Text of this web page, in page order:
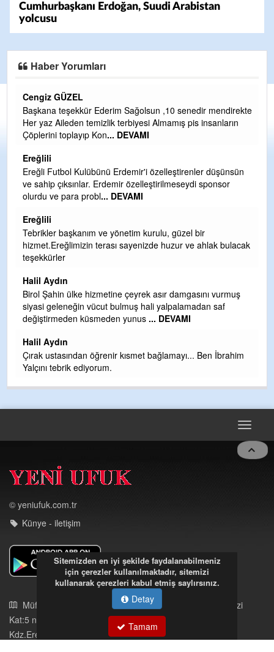
Cumhurbaşkanı Erdoğan, Suudi Arabistan
yolcusu
Haber Yorumları
mendirekte
bulacak
vurmuş
İbrahim
CEVDET YILMAZ
GULDERE DERE ÇALIŞMALARI, SEKIZ YIL ÖNCE
TARAFINDAN BAŞLATILDI, ETRASFINDA YERLEŞİM
OLMAYAN KISIMLARA DUVARLAR
Şaban yavuz
Mekanı cennet olsun kederli ailesine Rabbim Sabri
ihsan eylesin
Günaydın hayırlı sabahlar dilerim
H BakiYüksel
babaocağı
Yeni parti için ereğli ilçe teşkilatımızı merak eder
asıl merakımız halk kahramanlarımız ereğli aşkı ile
Toggle
© yeniufuk.com.tr
Künye - iletişim
Müftü Mahallesi Ateş Ahmet Sokak Cerrahoğlu İşmerkezi
Kdz.Ereğli/Zonguldak
eregliyeniufuk@gmail.com
Sitemizden en iyi şekilde faydalanabilmeniz
için çerezler kullanılmaktadır, sitemizi
kullanarak çerezleri kabul etmiş saylırsınız.
Detay
Tamam